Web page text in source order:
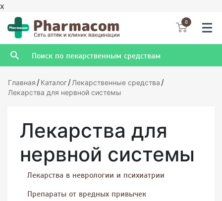
x
0
Главная /Каталог/Лекарственные средства /
Лекарства для нервной системы
Лекарства для
нервной системы
Лекарства в неврологии и психиатрии
Препараты от вредных привычек